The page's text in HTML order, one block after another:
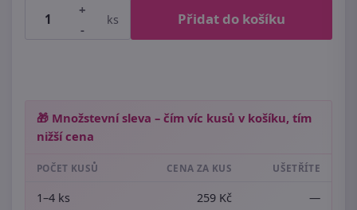
+
-
ks Přidat do košíku
🎁 Množstevní sleva – čím víc kusů v košíku, tím
nižší cena
POČET KUSŮ CENA ZA KUS UŠETŘÍTE
1–4 ks 259 Kč —